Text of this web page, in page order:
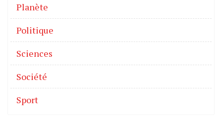
Planète
Politique
Sciences
Société
Sport